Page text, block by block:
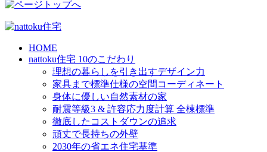
HOME
nattoku住宅 10のこだわり
理想の暮らしを引き出すデザイン力
家具まで標準仕様の空間コーディネート
身体に優しい自然素材の家
耐震等級3 & 許容応力度計算 全棟標準
徹底したコストダウンの追求
頑丈で長持ちの外壁
2030年の省エネ住宅基準